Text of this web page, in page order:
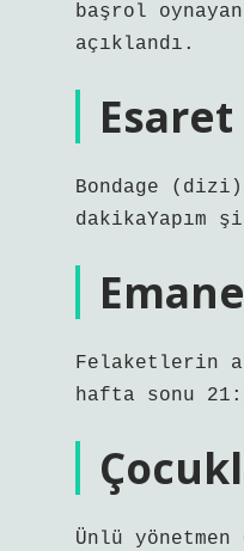
başrol
açıklandı.
Bondage (dizi)
dakikaYapım
Felaketlerin
hafta sonu
Ünlü